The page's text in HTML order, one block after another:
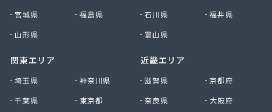
有限会社丸二商会
有限会社宮下商店
有限会社犬飼燃料店
有限会社古間ラジオテレビ商会
有限会社佐久プロパン
宮城県
福島県
山形県
関東エリア
埼玉県
神奈川県
千葉県
東京都
石川県
福井県
富山県
近畿エリア
滋賀県
京都府
奈良県
大阪府